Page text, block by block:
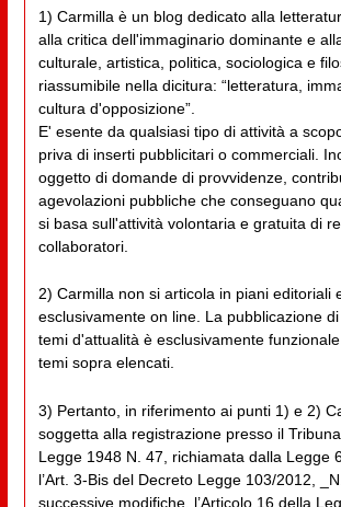
1) Carmilla è un blog dedicato alla
alla critica dell'immaginario dominante e
culturale, artistica, politica, sociologica e
riassumibile nella dicitura: “letteratura,
cultura d'opposizione”.
E' esente da qualsiasi tipo di attività a
priva di inserti pubblicitari o commerciali.
oggetto di domande di provvidenze,
agevolazioni pubbliche che conseguano
si basa sull'attività volontaria e gratuita di
collaboratori.
2) Carmilla non si articola in piani editoriali
esclusivamente on line. La pubblicazione
temi d'attualità è esclusivamente
temi sopra elencati.
3) Pertanto, in riferimento ai punti 1) e 2)
soggetta alla registrazione presso il
Legge 1948 N. 47, richiamata dalla Legge
l’Art. 3-Bis del Decreto Legge 103/2012,
successive modifiche, l’Articolo 16 della